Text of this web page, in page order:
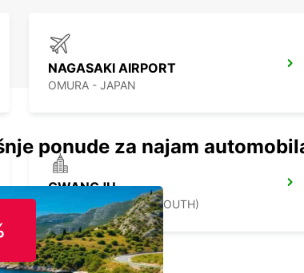
NAGASAKI AIRPORT
OMURA - JAPAN
GWANGJU
GWANGJU - KOREA(SOUTH)
ponude za najam